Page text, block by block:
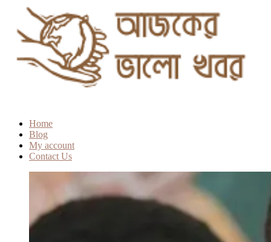
Home
Blog
My account
Contact Us